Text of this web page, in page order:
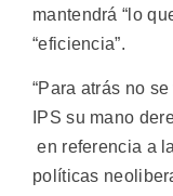
mantendrá “lo
“eficiencia”.
“Para atrás no
IPS su mano
en referencia a
políticas